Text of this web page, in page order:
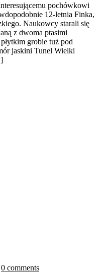
pochówkowi
12-letnia Finka,
Naukowcy starali się
z dwoma ptasimi
grobie tuż pod
jaskini Tunel Wielki
0 comments